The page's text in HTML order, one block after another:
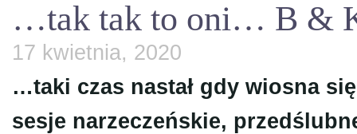
…tak tak to oni… B &
17 kwietnia, 2020
…taki czas nastał gdy wiosna
sesje narzeczeńskie,